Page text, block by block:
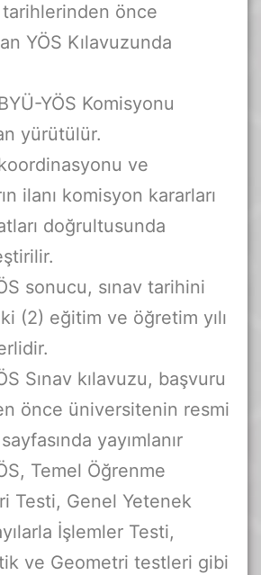
önce
YÖS Kılavuzunda
YÖS Komisyonu
yürütülür.
koordinasyonu ve
ilanı komisyon kararları
doğrultusunda
sonucu, sınav tarihini
(2) eğitim ve öğretim yılı
Sınav kılavuzu, başvuru
önce üniversitenin resmi
yayımlanır
Temel Öğrenme
Testi, Genel Yetenek
İşlemler Testi,
ve Geometri testleri gibi